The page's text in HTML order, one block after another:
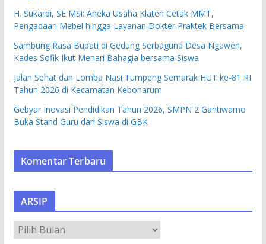
H. Sukardi, SE MSi: Aneka Usaha Klaten Cetak MMT,
Pengadaan Mebel hingga Layanan Dokter Praktek Bersama
Sambung Rasa Bupati di Gedung Serbaguna Desa Ngawen,
Kades Sofik Ikut Menari Bahagia bersama Siswa
Jalan Sehat dan Lomba Nasi Tumpeng Semarak HUT ke-81 RI
Tahun 2026 di Kecamatan Kebonarum
Gebyar Inovasi Pendidikan Tahun 2026, SMPN 2 Gantiwarno
Buka Stand Guru dan Siswa di GBK
Komentar Terbaru
ARSIP